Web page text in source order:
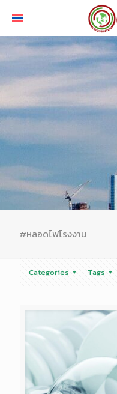
#หลอดไฟโรงงาน
Categories Tags